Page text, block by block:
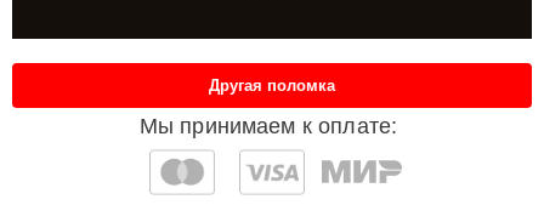
Мы принимаем к оплате:
Другая поломка